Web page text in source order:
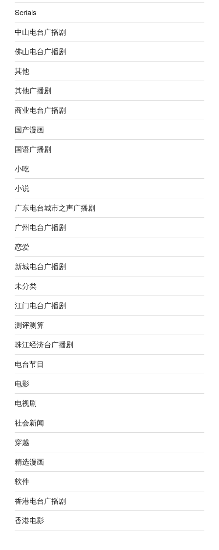
Serials
中山电台广播剧
佛山电台广播剧
其他
其他广播剧
商业电台广播剧
国产漫画
国语广播剧
小吃
小说
广东电台城市之声广播剧
广州电台广播剧
恋爱
新城电台广播剧
未分类
江门电台广播剧
测评测算
珠江经济台广播剧
电台节目
电影
电视剧
社会新闻
穿越
精选漫画
软件
香港电台广播剧
香港电影